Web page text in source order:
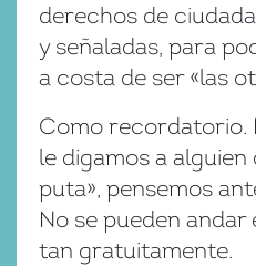
derechos de
y señaladas, para
a costa de ser «las
Como recordatorio.
le digamos a alguien
puta», pensemos
No se pueden
tan gratuitamente.